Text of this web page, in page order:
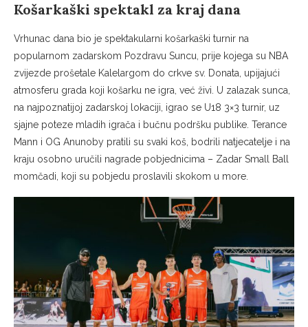
Košarkaški spektakl za kraj dana
Vrhunac dana bio je spektakularni košarkaški turnir na
popularnom zadarskom Pozdravu Suncu, prije kojega su NBA
zvijezde prošetale Kalelargom do crkve sv. Donata, upijajući
atmosferu grada koji košarku ne igra, već živi. U zalazak sunca,
na najpoznatijoj zadarskoj lokaciji, igrao se U18 3×3 turnir, uz
sjajne poteze mladih igrača i bučnu podršku publike. Terance
Mann i OG Anunoby pratili su svaki koš, bodrili natjecatelje i na
kraju osobno uručili nagrade pobjednicima – Zadar Small Ball
momčadi, koji su pobjedu proslavili skokom u more.